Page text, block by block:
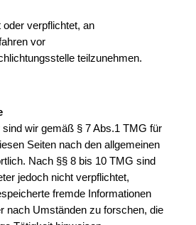
verpflichtet, an
vor
teilzunehmen.
wir gemäß § 7 Abs.1 TMG für
Seiten nach den allgemeinen
Nach §§ 8 bis 10 TMG sind
jedoch nicht verpflichtet,
fremde Informationen
nach Umständen zu forschen, die